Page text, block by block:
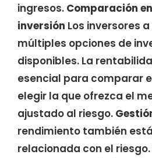
ingresos. Comparación
inversión Los inversores
múltiples opciones de
disponibles. La
esencial para comparar
elegir la que ofrezca el
ajustado al riesgo.
rendimiento también
relacionada con el